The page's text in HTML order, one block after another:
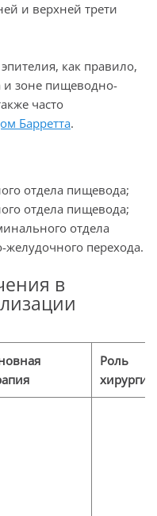
и верхней трети
как правило,
зоне пищеводно-
часто
Барретта.
отдела пищевода;
отдела пищевода;
отдела
перехода.
в
Роль
хирургии